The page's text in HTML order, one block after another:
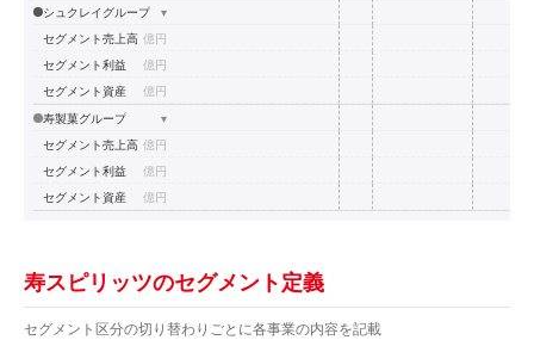
シュクレイグループ
▾
セグメント売上高 億円
セグメント利益
億円
セグメント資産
億円
寿製菓グループ
▾
セグメント売上高 億円
セグメント利益
億円
セグメント資産
億円
寿スピリッツのセグメント定義
セグメント区分の切り替わりごとに各事業の内容を記載